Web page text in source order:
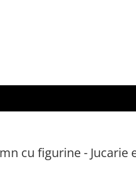
cu figurine - Jucarie